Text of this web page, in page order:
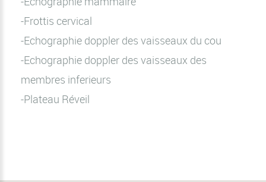
-Frottis cervical
-Echographie doppler des vaisseaux du cou
-Echographie doppler des vaisseaux des
membres inferieurs
-Plateau Réveil